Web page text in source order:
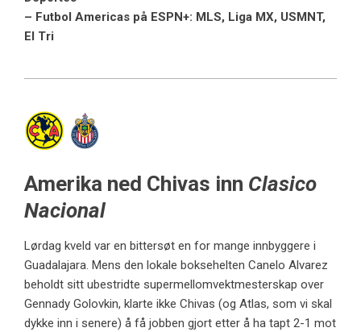
– Futbol Americas på ESPN+: MLS, Liga MX, USMNT,
El Tri
Amerika ned Chivas inn Clasico
Nacional
Lørdag kveld var en bittersøt en for mange innbyggere i
Guadalajara. Mens den lokale boksehelten Canelo Alvarez
beholdt sitt ubestridte supermellomvektmesterskap over
Gennady Golovkin, klarte ikke Chivas (og Atlas, som vi skal
dykke inn i senere) å få jobben gjort etter å ha tapt 2-1 mot